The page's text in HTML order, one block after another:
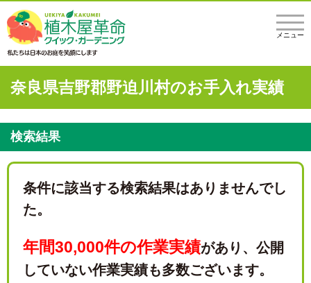
メニュー
奈良県吉野郡野迫川村のお手入れ実績
検索結果
条件に該当する検索結果はありませんでし
た。
年間30,000件の作業実績があり、 公開
していない作業実績も多数ございます。